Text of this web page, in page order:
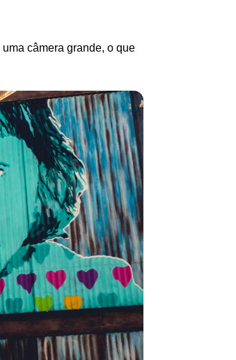
câmera grande, o que